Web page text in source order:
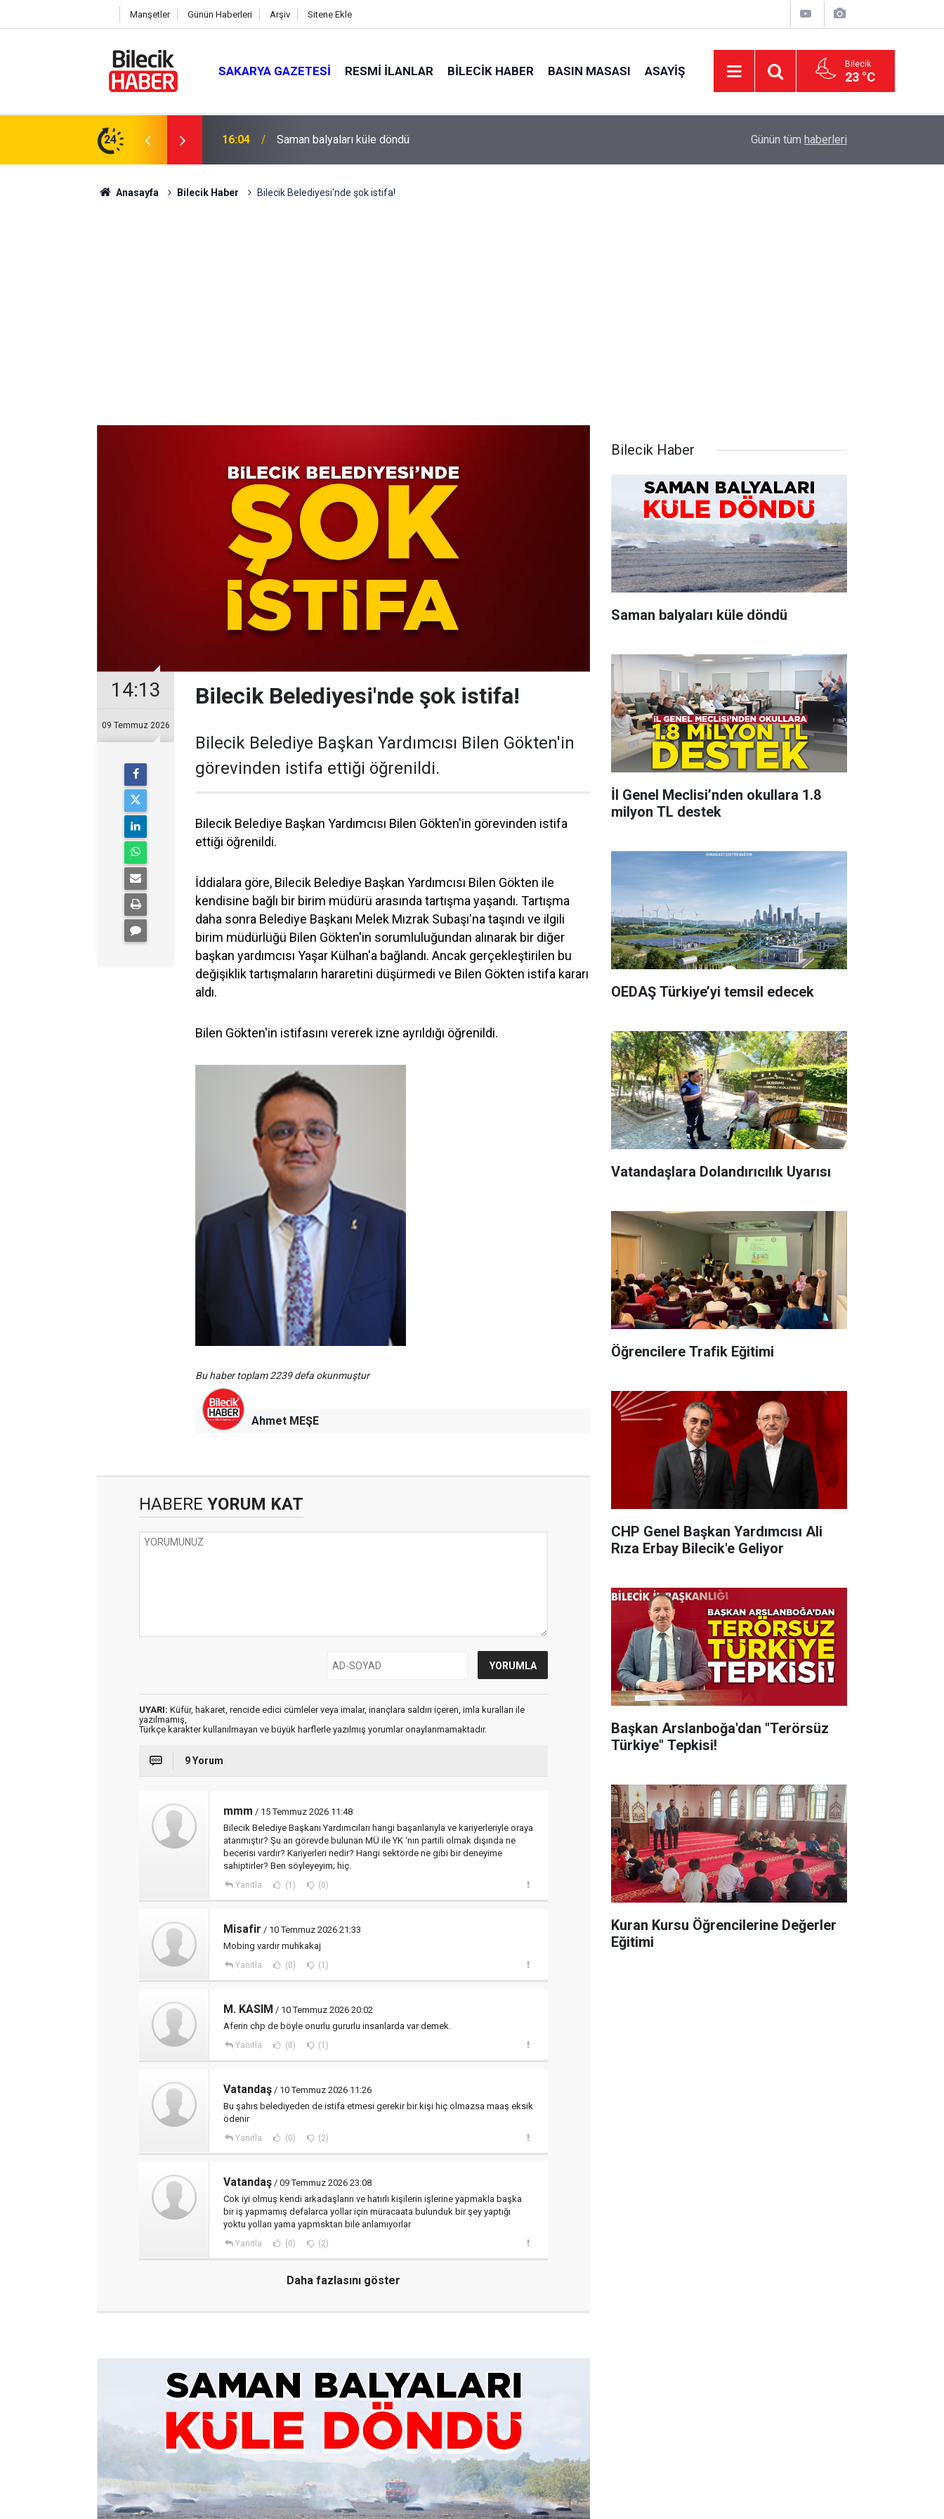
Manşetler Günün Haberleri Arşiv Sitene Ekle
SAKARYA GAZETESI RESMI İLANLAR BILECIK HABER BASIN MASASI ASAYIŞ Bilecik
23 °C
24 15:39 İl Genel Meclisi’nden okullara 1.8 milyon TL destek OEDAŞ Türkiye’yi temsil edecek
Günün tüm haberleri
Anasayfa Bilecik Haber Bilecik Belediyesi'nde şok istifa!
14:13
09 Temmuz 2026
Bilecik Belediyesi'nde şok istifa!
Bilecik Belediye Başkan Yardımcısı Bilen Gökten'in
görevinden istifa ettiği öğrenildi.
Bilecik Belediye Başkan Yardımcısı Bilen Gökten'in görevinden istifa
ettiği öğrenildi.
İddialara göre, Bilecik Belediye Başkan Yardımcısı Bilen Gökten ile
kendisine bağlı bir birim müdürü arasında tartışma yaşandı. Tartışma
daha sonra Belediye Başkanı Melek Mızrak Subaşı'na taşındı ve ilgili
birim müdürlüğü Bilen Gökten'in sorumluluğundan alınarak bir diğer
başkan yardımcısı Yaşar Külhan'a bağlandı. Ancak gerçekleştirilen bu
değişiklik tartışmaların hararetini düşürmedi ve Bilen Gökten istifa kararı
aldı.
Bilen Gökten'in istifasını vererek izne ayrıldığı öğrenildi.
Bu haber toplam 2239 defa okunmuştur
Ahmet MEŞE
HABERE YORUM KAT
UYARI: Küfür, hakaret, rencide edici cümleler veya imalar, inançlara saldırı içeren, imla kuralları ile
yazılmamış,
Türkçe karakter kullanılmayan ve büyük harflerle yazılmış yorumlar onaylanmamaktadır.
9 Yorum
mmm / 15 Temmuz 2026 11:48
Bilecik Belediye Başkanı Yardımcıları hangi başarılarıyla ve kariyerleriyle oraya
atanmıştır? Şu an görevde bulunan MÜ ile YK ‘nın partili olmak dışında ne
becerisi vardır? Kariyerleri nedir? Hangi sektörde ne gibi bir deneyime
sahiptirler? Ben söyleyeyim; hiç.
Yanıtla (1) (0)
Misafir / 10 Temmuz 2026 21:33
Mobing vardır muhkakaj
Yanıtla (0) (1)
M. KASIM / 10 Temmuz 2026 20:02
Aferin chp de böyle onurlu gururlu insanlarda var demek.
Yanıtla (0) (1)
Vatandaş / 10 Temmuz 2026 11:26
Bu şahıs belediyeden de istifa etmesi gerekir bir kişi hiç olmazsa maaş eksik
ödenir
Yanıtla (0) (2)
Vatandaş / 09 Temmuz 2026 23:08
Cok iyi olmuş kendi arkadaşların ve hatırlı kişilerin işlerine yapmakla başka
bir iş yapmamış defalarca yollar için müracaata bulunduk bir şey yaptığı
yoktu yolları yama yapmsktan bile anlamıyorlar
Yanıtla (0) (2)
Daha fazlasını göster
Bilecik Haber
Saman balyaları küle döndü
İl Genel Meclisi’nden okullara 1.8
milyon TL destek
OEDAŞ Türkiye’yi temsil edecek
Vatandaşlara Dolandırıcılık Uyarısı
Öğrencilere Trafik Eğitimi
CHP Genel Başkan Yardımcısı Ali
Rıza Erbay Bilecik'e Geliyor
Başkan Arslanboğa'dan "Terörsüz
Türkiye" Tepkisi!
Kuran Kursu Öğrencilerine Değerler
Eğitimi